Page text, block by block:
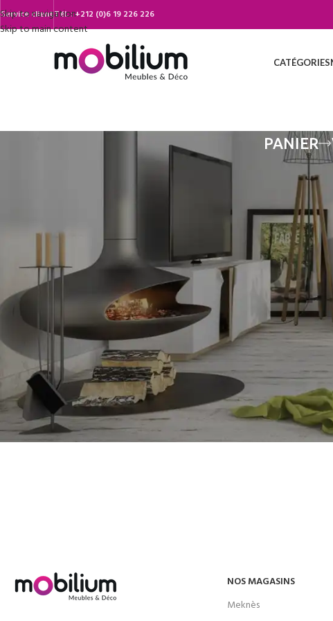
Skip to navigation
Skip to main content
Service clientTél. :+212 (0)6 19 226 226
CATÉGORIES
PANIER
Votre panier est
Before proceed to checkout you must add some products to your shopping
You will find a lot of interesting products on our "Shop" page.
RETOUR À LA BOUTIQUE
NOS MAGASINS
Meknès